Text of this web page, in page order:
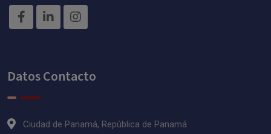
Datos Contacto
Ciudad de Panamá, República de Panamá